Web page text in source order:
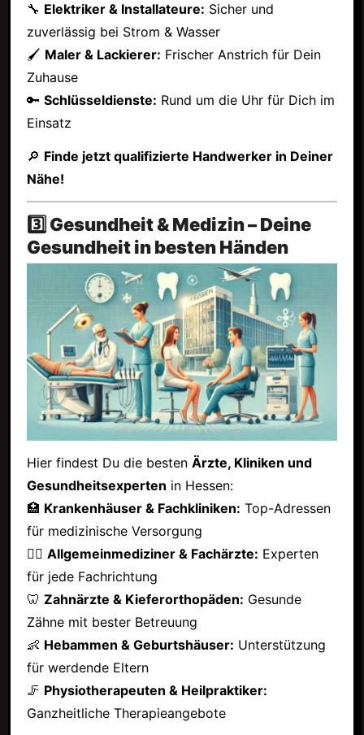
🔧 Elektriker & Installateure: Sicher und
zuverlässig bei Strom & Wasser
🖌 Maler & Lackierer: Frischer Anstrich für Dein
Zuhause
🔑 Schlüsseldienste: Rund um die Uhr für Dich im
Einsatz
🔎 Finde jetzt qualifizierte Handwerker in Deiner
Nähe!
3️⃣ Gesundheit & Medizin – Deine
Gesundheit in besten Händen
Hier findest Du die besten Ärzte, Kliniken und
Gesundheitsexperten in Hessen:
🏥 Krankenhäuser & Fachkliniken: Top-Adressen
für medizinische Versorgung
👩‍⚕️ Allgemeinmediziner & Fachärzte: Experten
für jede Fachrichtung
🦷 Zahnärzte & Kieferorthopäden: Gesunde
Zähne mit bester Betreuung
👶 Hebammen & Geburtshäuser: Unterstützung
für werdende Eltern
🦵 Physiotherapeuten & Heilpraktiker:
Ganzheitliche Therapieangebote